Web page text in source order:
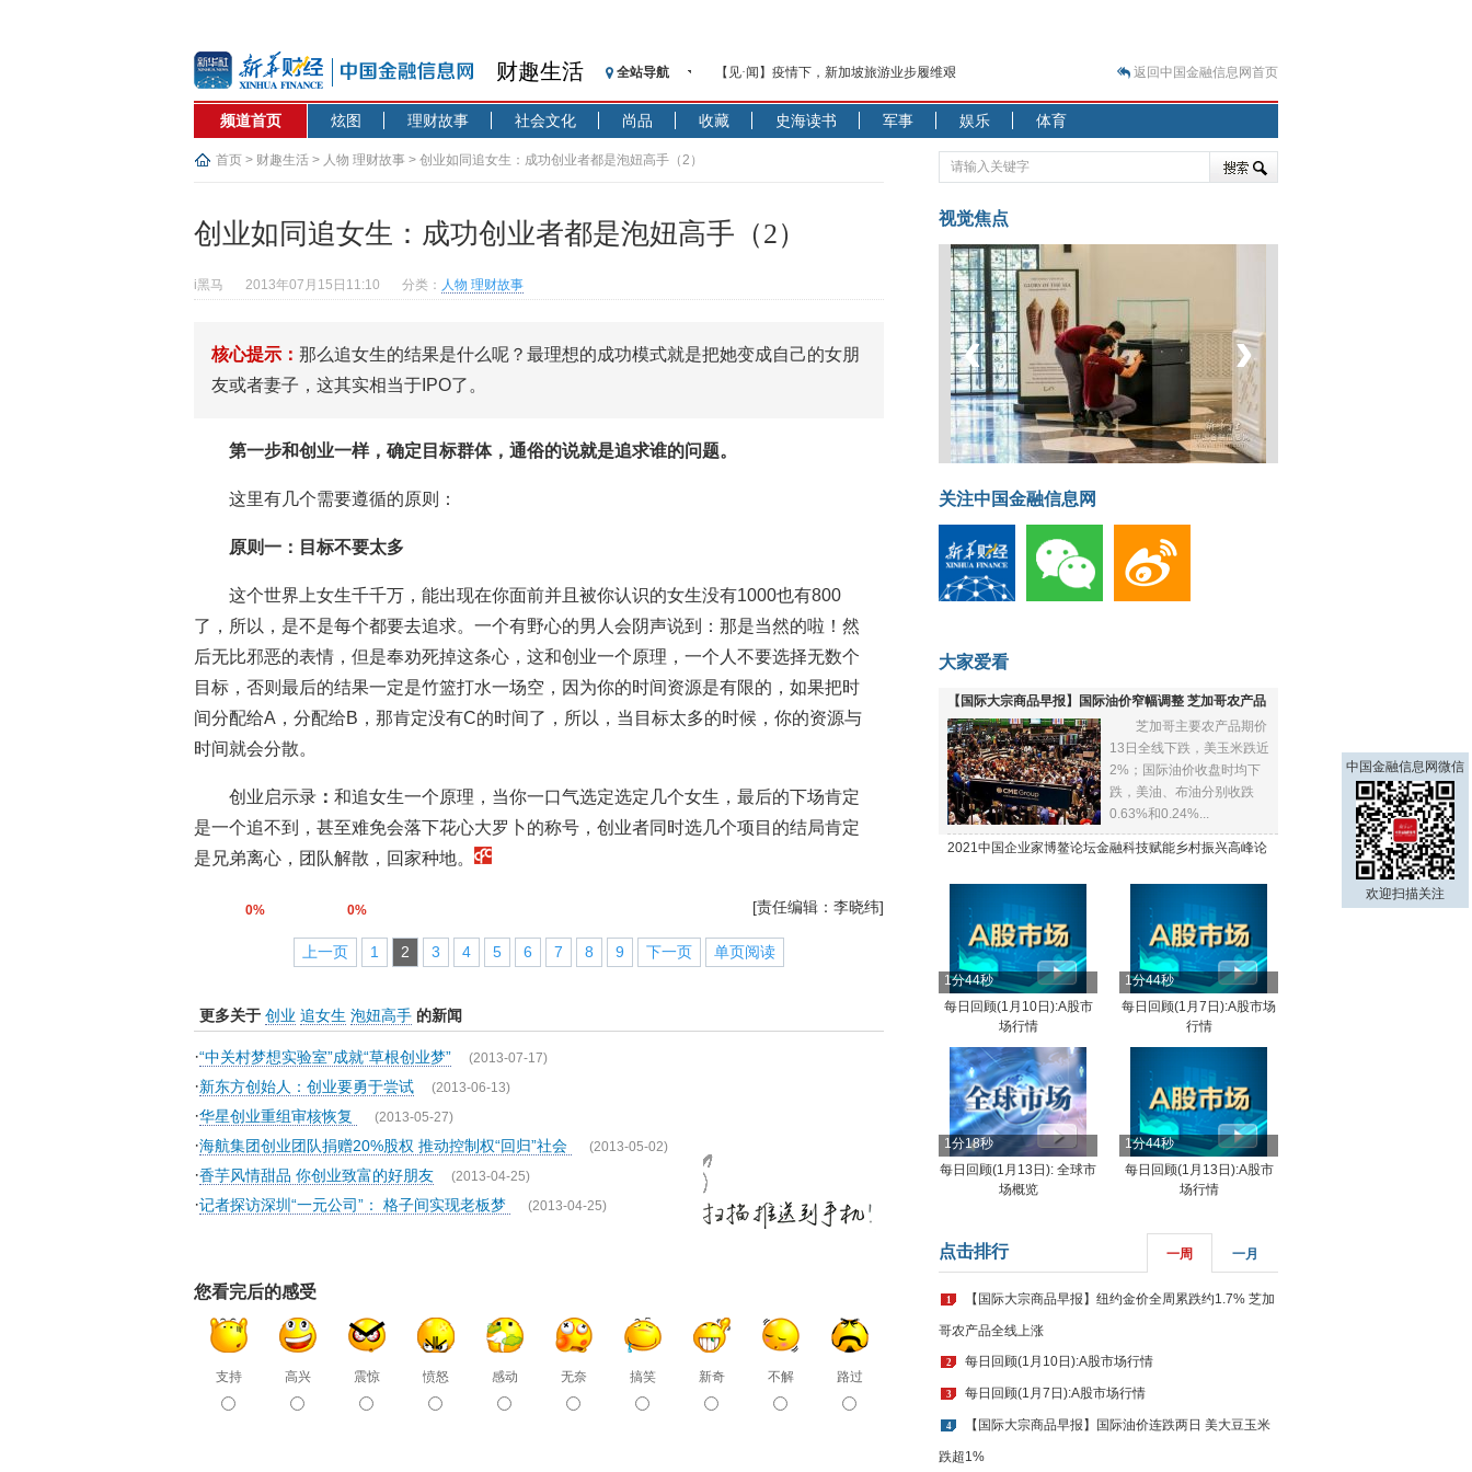
财趣生活 全站导航
【见·闻】疫情下，新加坡旅游业步履维艰
记者手记：疫情下的香港零售业如何浴火重生？
【见·闻】疫情下一家香港传统零售商的转型突围之旅
济安金信：中国基金市场数据分析周报（2020. 07.27—2020.07.31）
【新华财经调查】同业存单、结构性存款玩起“跷跷板” 结构性失衡藏
央行公开市场净投放300亿元 短端资金利率明显下行
基本面及股市双轮冲击 债市回调十年期债表现最弱
沥青期货连续两日涨逾3% 沪银及两粕涨势喜人
恒生聚源：北斗收官之星发射成功，全产业链解析
济安金信：中国基金市场数据分析周报（2020. 08.17—2020.08.21）
返回中国金融信息网首页
频道首页 炫图 理财故事 社会文化 尚品 收藏 史海读书 军事 娱乐 体育
首页 > 财趣生活 > 人物 理财故事 > 创业如同追女生：成功创业者都是泡妞高手（2）
创业如同追女生：成功创业者都是泡妞高手（2）
i黑马 2013年07月15日11:10 分类： 人物 理财故事
核心提示： 那么追女生的结果是什么呢？最理想的成功模式就是把她变成自己的女朋
友或者妻子，这其实相当于IPO了。
第一步和创业一样，确定目标群体，通俗的说就是追求谁的问题。
这里有几个需要遵循的原则：
原则一：目标不要太多
这个世界上女生千千万，能出现在你面前并且被你认识的女生没有1000也有800
了，所以，是不是每个都要去追求。一个有野心的男人会阴声说到：那是当然的啦！然
后无比邪恶的表情，但是奉劝死掉这条心，这和创业一个原理，一个人不要选择无数个
目标，否则最后的结果一定是竹篮打水一场空，因为你的时间资源是有限的，如果把时
间分配给A，分配给B，那肯定没有C的时间了，所以，当目标太多的时候，你的资源与
时间就会分散。
创业启示录 ： 和追女生一个原理，当你一口气选定选定几个女生，最后的下场肯定
是一个追不到，甚至难免会落下花心大罗卜的称号，创业者同时选几个项目的结局肯定
是兄弟离心，团队解散，回家种地。
0% 0% [责任编辑：李晓纬]
上一页 1 2 3 4 5 6 7 8 9 下一页 单页阅读
更多关于 创业 追女生 泡妞高手 的新闻
·“中关村梦想实验室”成就“草根创业梦” (2013-07-17)
·新东方创始人：创业要勇于尝试 (2013-06-13)
·华星创业重组审核恢复 (2013-05-27)
·海航集团创业团队捐赠20%股权 推动控制权“回归”社会 (2013-05-02)
·香芋风情甜品 你创业致富的好朋友 (2013-04-25)
·记者探访深圳“一元公司”： 格子间实现老板梦 (2013-04-25)
您看完后的感受
支持 高兴 震惊 愤怒 感动 无奈 搞笑 新奇 不解 路过
视觉焦点
菲律宾：防疫降级
‹ ›
关注中国金融信息网
大家爱看
【国际大宗商品早报】国际油价窄幅调整 芝加哥农产品
全线下跌
芝加哥主要农产品期价
13日全线下跌，美玉米跌近
2%；国际油价收盘时均下
跌，美油、布油分别收跌
0.63%和0.24%...
2021中国企业家博鳌论坛金融科技赋能乡村振兴高峰论
1分44秒
每日回顾(1月10日):A股市
场行情
1分44秒
每日回顾(1月7日):A股市场
行情
1分18秒
每日回顾(1月13日): 全球市
场概览
1分44秒
每日回顾(1月13日):A股市
场行情
点击排行 一周 一月
1 【国际大宗商品早报】纽约金价全周累跌约1.7% 芝加
哥农产品全线上涨
2 每日回顾(1月10日):A股市场行情
3 每日回顾(1月7日):A股市场行情
4 【国际大宗商品早报】国际油价连跌两日 美大豆玉米
跌超1%
中国金融信息网微信
欢迎扫描关注